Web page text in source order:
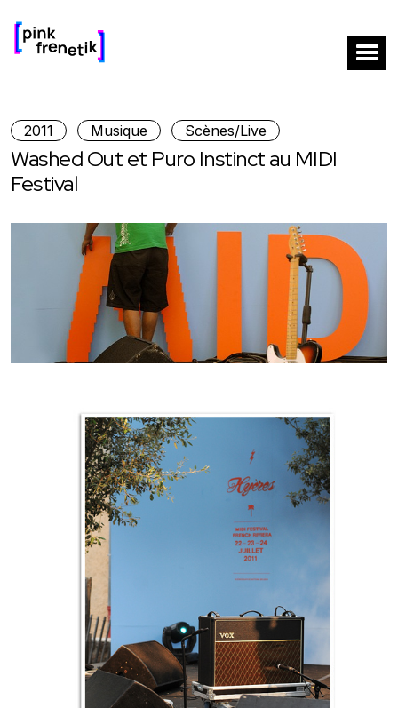
2011 Musique Scènes/Live
Washed Out et Puro Instinct au MIDI
Festival